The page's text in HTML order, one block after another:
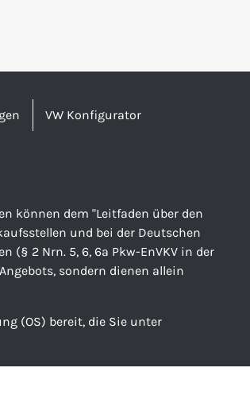
VW Konfigurator
können dem "Leitfaden über den
und bei der Deutschen
(§ 2 Nrn. 5, 6, 6a Pkw-EnVKV in der
sondern dienen allein
(OS) bereit, die Sie unter